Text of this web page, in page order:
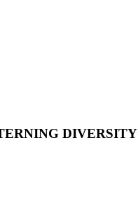
DIVERSITY